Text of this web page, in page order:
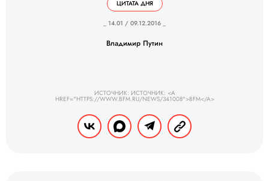
ЦИТАТА ДНЯ
_ 14.01 / 09.12.2016 _
Владимир Путин
ИСТОЧНИК: ИСТОЧНИК: <A
HREF="HTTPS://WWW.BFM.RU/NEWS/341008">BFM</A>